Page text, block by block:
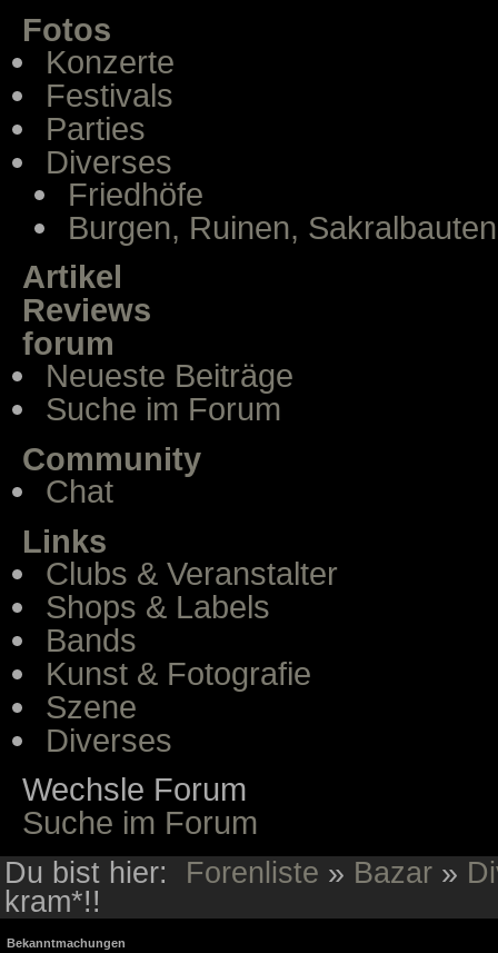
Fotos
Konzerte
Festivals
Parties
Diverses
Friedhöfe
Burgen, Ruinen, Sakralbauten
Artikel
Reviews
forum
Neueste Beiträge
Suche im Forum
Community
Chat
Links
Clubs & Veranstalter
Shops & Labels
Bands
Kunst & Fotografie
Szene
Diverses
Wechsle Forum
Suche im Forum
Du bist hier: Forenliste » Bazar »
kram*!!
Bekanntmachungen